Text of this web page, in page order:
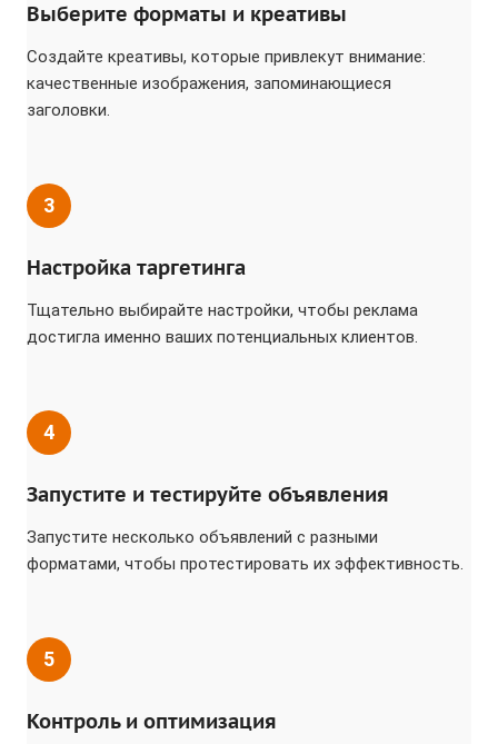
Выберите форматы и креативы
Создайте креативы, которые привлекут внимание:
качественные изображения, запоминающиеся
заголовки.
3
Настройка таргетинга
Тщательно выбирайте настройки, чтобы реклама
достигла именно ваших потенциальных клиентов.
4
Запустите и тестируйте объявления
Запустите несколько объявлений с разными
форматами, чтобы протестировать их эффективность.
5
Контроль и оптимизация